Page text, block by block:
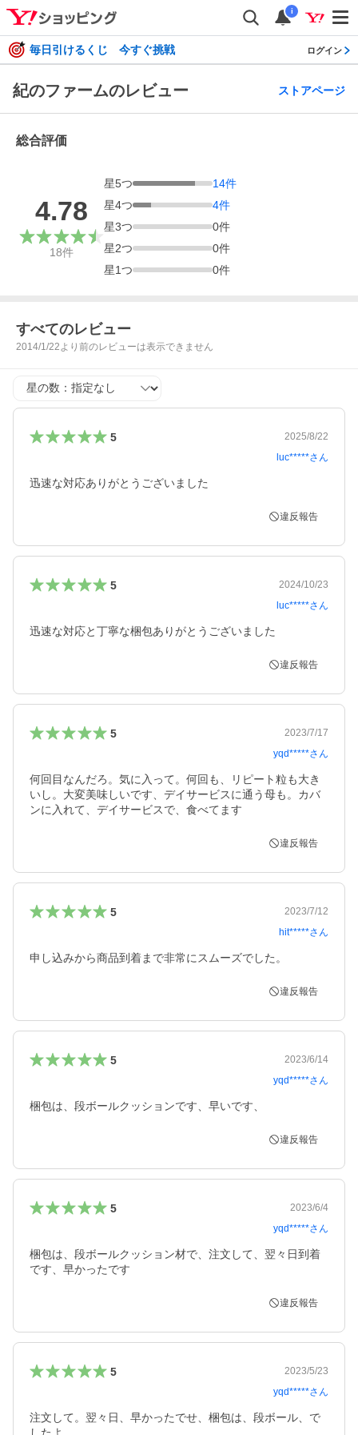
i
毎日引けるくじ 今すぐ挑戦 ログイン
紀のファームのレビュー ストアページ
総合評価
4.78
18件
星5つ 14件
星4つ 4件
星3つ 0件
星2つ 0件
星1つ 0件
すべてのレビュー
2014/1/22より前のレビューは表示できません
星の数
5
2025/8/22
luc*****さん
迅速な対応ありがとうございました
違反報告
5
2024/10/23
luc*****さん
迅速な対応と丁寧な梱包ありがとうございました
違反報告
5
2023/7/17
yqd*****さん
何回目なんだろ。気に入って。何回も、リピート粒も大き
いし。大変美味しいです、デイサービスに通う母も。カバ
ンに入れて、デイサービスで、食べてます
違反報告
5
2023/7/12
hit*****さん
申し込みから商品到着まで非常にスムーズでした。
違反報告
5
2023/6/14
yqd*****さん
梱包は、段ボールクッションです、早いです、
違反報告
5
2023/6/4
yqd*****さん
梱包は、段ボールクッション材で、注文して、翌々日到着
です、早かったです
違反報告
5
2023/5/23
yqd*****さん
注文して。翌々日、早かったでせ、梱包は、段ボール、で